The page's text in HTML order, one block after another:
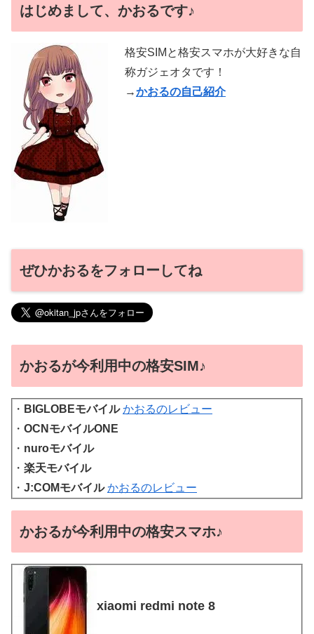
はじめまして、かおるです♪
格安SIMと格安スマホが大好きな自
称ガジェオタです！
→かおるの自己紹介
ぜひかおるをフォローしてね
かおるが今利用中の格安SIM♪
・ BIGLOBEモバイル かおるのレビュー
・ OCNモバイルONE
・ nuroモバイル
・ 楽天モバイル
・ J:COMモバイル かおるのレビュー
かおるが今利用中の格安スマホ♪
xiaomi redmi note 8